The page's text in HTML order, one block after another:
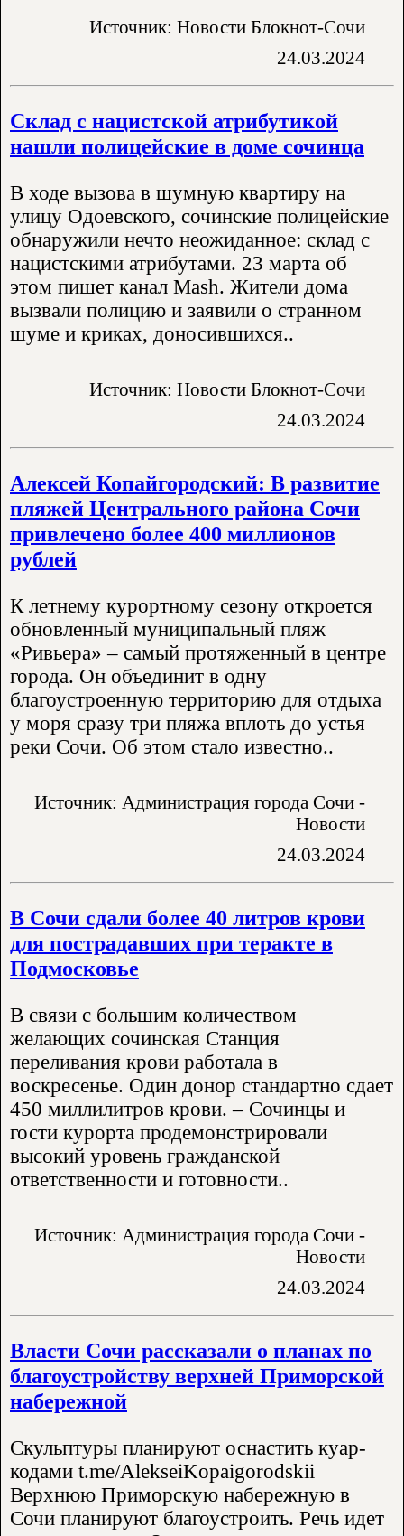
Источник: Новости Блокнот-Сочи
24.03.2024
Склад с нацистской атрибутикой
нашли полицейские в доме сочинца
В ходе вызова в шумную квартиру на
улицу Одоевского, сочинские полицейские
обнаружили нечто неожиданное: склад с
нацистскими атрибутами. 23 марта об
этом пишет канал Mash. Жители дома
вызвали полицию и заявили о странном
шуме и криках, доносившихся..
Источник: Новости Блокнот-Сочи
24.03.2024
Алексей Копайгородский: В развитие
пляжей Центрального района Сочи
привлечено более 400 миллионов
рублей
К летнему курортному сезону откроется
обновленный муниципальный пляж
«Ривьера» – самый протяженный в центре
города. Он объединит в одну
благоустроенную территорию для отдыха
у моря сразу три пляжа вплоть до устья
реки Сочи. Об этом стало известно..
Источник: Администрация города Сочи -
Новости
24.03.2024
В Сочи сдали более 40 литров крови
для пострадавших при теракте в
Подмосковье
В связи с большим количеством
желающих сочинская Станция
переливания крови работала в
воскресенье. Один донор стандартно сдает
450 миллилитров крови. – Сочинцы и
гости курорта продемонстрировали
высокий уровень гражданской
ответственности и готовности..
Источник: Администрация города Сочи -
Новости
24.03.2024
​Власти Сочи рассказали о планах по
благоустройству верхней Приморской
набережной
Скульптуры планируют оснастить куар-
кодами t.me/AlekseiKopaigorodskii
Верхнюю Приморскую набережную в
Сочи планируют благоустроить. Речь идет